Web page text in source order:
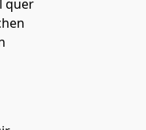
quer